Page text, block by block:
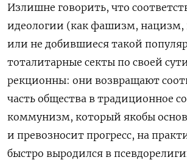
Излишне говорить, что
идеологии (как фашизм,
или не добившиеся такой
тоталитарные секты по своей
рекционны: они возвращают
часть общества в традиционное
коммунизм, который якобы
и превозносит прогресс, на
быстро выродился в